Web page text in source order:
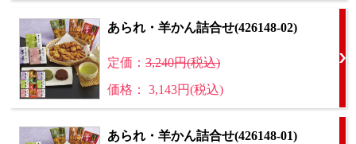
あられ・羊かん詰合せ(426148-02)
定価： 3,240円(税込)
価格： 3,143円(税込)
あられ・羊かん詰合せ(426148-01)